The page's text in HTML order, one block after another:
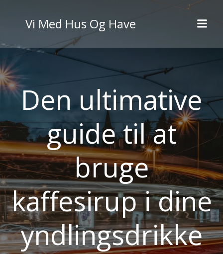
til
indhold
Vi Med Hus Og Have
Den ultimative
guide til at
bruge
kaffesirup i dine
yndlingsdrikke